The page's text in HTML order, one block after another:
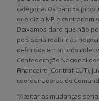
categoria. Os bancos
que diz a MP e contrariam
Deixamos claro que não
pois seria reabrir as
definidos em acordo
Confederação Nacional
Financeiro (Contraf-CUT),
coordenadoras do
“Aceitar as mudanças